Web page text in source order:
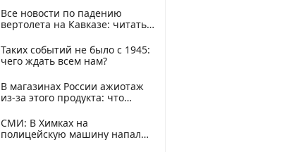
Все новости по падению
вертолета на Кавказе: читать
Таких событий не было с 1945:
чего ждать всем нам?
В магазинах России ажиотаж
из-за этого продукта: что
СМИ: В Химках на
полицейскую машину напали